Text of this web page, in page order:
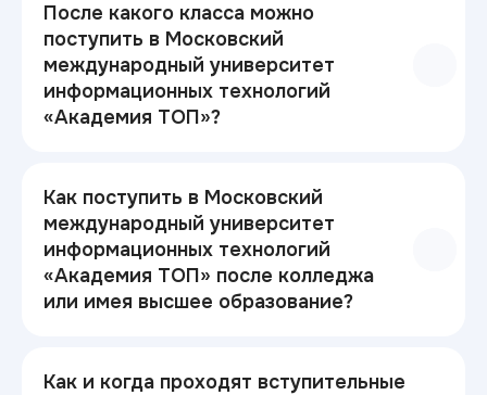
После какого класса можно
поступить в Московский
международный университет
информационных технологий
«Академия ТОП»?
Как поступить в Московский
международный университет
информационных технологий
«Академия ТОП» после колледжа
или имея высшее образование?
Как и когда проходят вступительные